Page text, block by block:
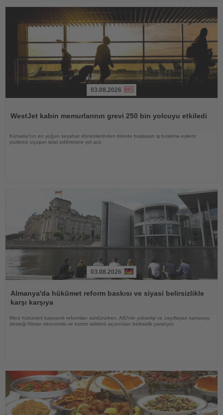
03.08.2026
WestJet kabin memurlarının grevi 250 bin yolcuyu etkiledi
Kanada'nın en yoğun seyahat dönemlerinden birinde başlayan iş bırakma eylemi
yüzlerce uçuşun iptal edilmesine yol açtı
Oku
03.08.2026
Almanya'da hükümet reform baskısı ve siyasi belirsizlikle
karşı karşıya
Merz hükümeti kapsamlı reformları sürdürürken, AfD'nin yükselişi ve zayıflayan kamuoyu
desteği Alman ekonomisi ve turizm sektörü açısından belirsizlik yaratıyor